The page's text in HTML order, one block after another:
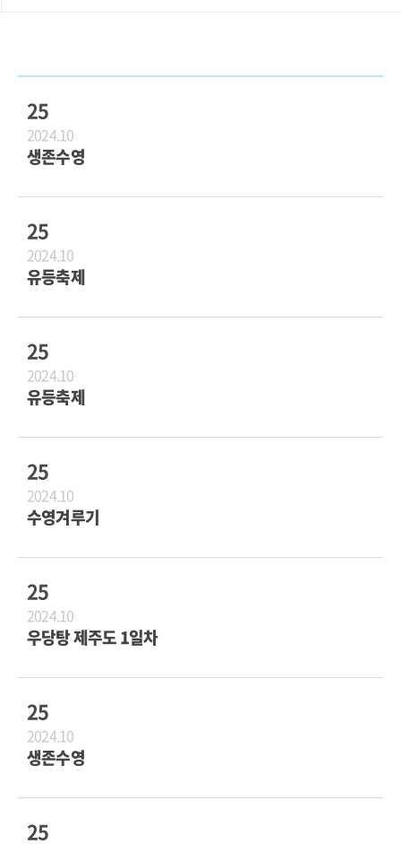
25
2024.10
생존수영
25
2024.10
유등축제
25
2024.10
유등축제
25
2024.10
수영겨루기
25
2024.10
우당탕 제주도 1일차
25
2024.10
생존수영
25